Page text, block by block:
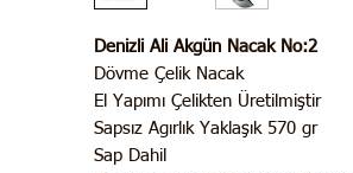
Denizli Ali Akgün Nacak No:2
Dövme Çelik Nacak
El Yapımı Çelikten Üretilmiştir
Sapsız Agırlık Yaklaşık 570 gr
Sap Dahil